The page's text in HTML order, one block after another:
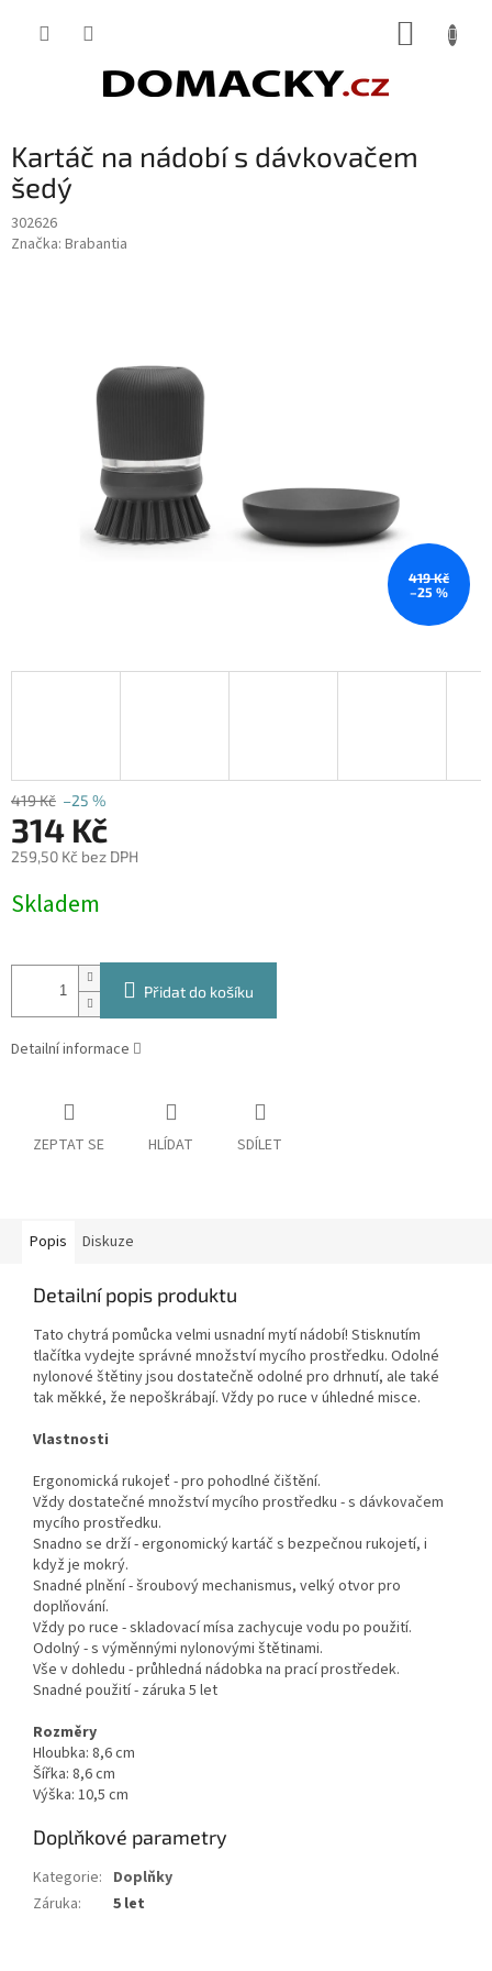
Kartáč na nádobí s dávkovačem
šedý
302626
Značka: Brabantia
419 Kč
–25 %
419 Kč –25 %
314 Kč
259,50 Kč bez DPH
cena:
Skladem
Přidat do košíku
Detailní informace
ZEPTAT SE HLÍDAT SDÍLET
Popis Diskuze
Detailní popis produktu
Tato chytrá pomůcka velmi usnadní mytí nádobí! Stisknutím
tlačítka vydejte správné množství mycího prostředku. Odolné
nylonové štětiny jsou dostatečně odolné pro drhnutí, ale také
tak měkké, že nepoškrábají. Vždy po ruce v úhledné misce.
Vlastnosti
Ergonomická rukojeť - pro pohodlné čištění.
Vždy dostatečné množství mycího prostředku - s dávkovačem
mycího prostředku.
Snadno se drží - ergonomický kartáč s bezpečnou rukojetí, i
když je mokrý.
Snadné plnění - šroubový mechanismus, velký otvor pro
doplňování.
Vždy po ruce - skladovací mísa zachycuje vodu po použití.
Odolný - s výměnnými nylonovými štětinami.
Vše v dohledu - průhledná nádobka na prací prostředek.
Snadné použití - záruka 5 let
Rozměry
Hloubka: 8,6 cm
Šířka: 8,6 cm
Výška: 10,5 cm
Doplňkové parametry
Kategorie: Doplňky
Záruka: 5 let